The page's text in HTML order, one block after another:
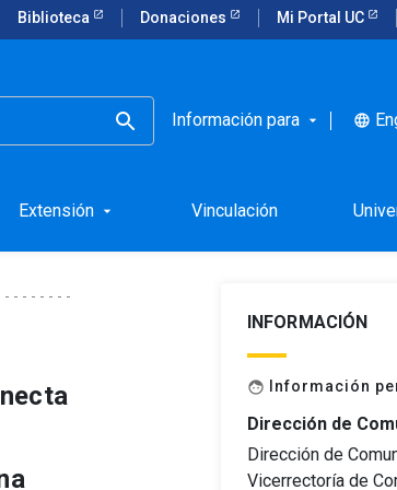
Biblioteca Donaciones Mi Portal UC
Información para arrow_drop_down language
Extensión arrow_drop_down Vinculación
INFORMACIÓN
face Información
Dirección de
Dirección de
Vicerrectoría de